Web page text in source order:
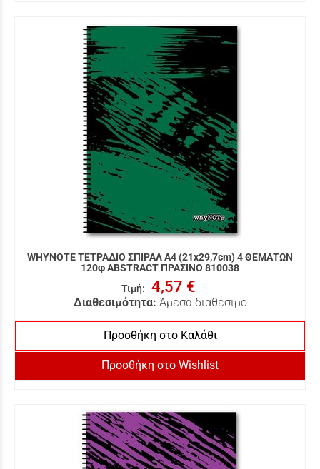
WHYNOTE ΤΕΤΡΑΔΙΟ ΣΠΙΡΑΛ Α4 (21x29,7cm) 4 ΘΕΜΑΤΩΝ
120φ ABSTRACT ΠΡΑΣΙΝΟ 810038
Τιμή: 4,57 €
Διαθεσιμότητα: Άμεσα διαθέσιμο
Προσθήκη στο Καλάθι
Προσθήκη στο Wishlist